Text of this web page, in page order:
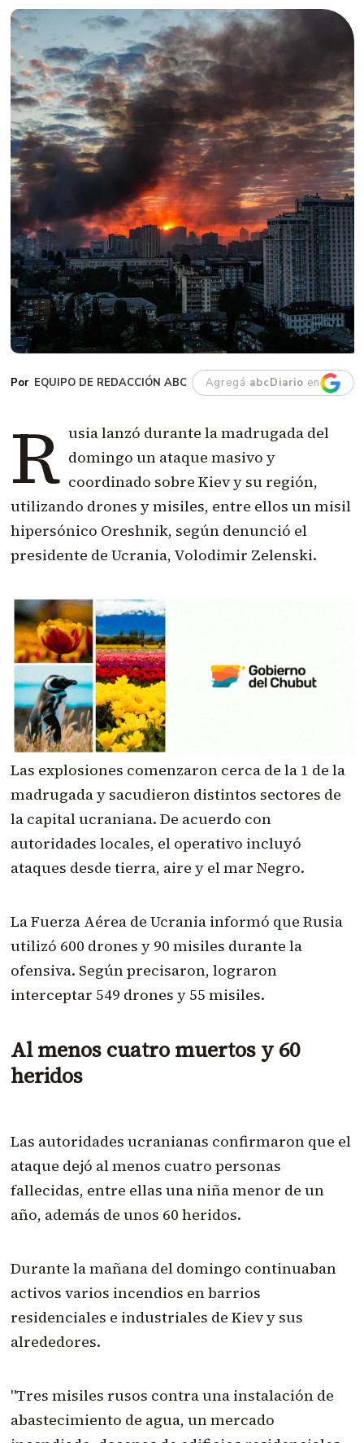
EQUIPO DE REDACCIÓN ABC Agregá abcDiario en
R usia lanzó durante la madrugada del
domingo un ataque masivo y
coordinado sobre Kiev y su región,
utilizando drones y misiles, entre ellos un misil
hipersónico Oreshnik, según denunció el
presidente de Ucrania, Volodimir Zelenski.
Las explosiones comenzaron cerca de la 1 de la
madrugada y sacudieron distintos sectores de
la capital ucraniana. De acuerdo con
autoridades locales, el operativo incluyó
ataques desde tierra, aire y el mar Negro.
La Fuerza Aérea de Ucrania informó que Rusia
utilizó 600 drones y 90 misiles durante la
ofensiva. Según precisaron, lograron
interceptar 549 drones y 55 misiles.
Al menos cuatro muertos y 60
heridos
Las autoridades ucranianas confirmaron que el
ataque dejó al menos cuatro personas
fallecidas, entre ellas una niña menor de un
año, además de unos 60 heridos.
Durante la mañana del domingo continuaban
activos varios incendios en barrios
residenciales e industriales de Kiev y sus
alrededores.
"Tres misiles rusos contra una instalación de
abastecimiento de agua, un mercado